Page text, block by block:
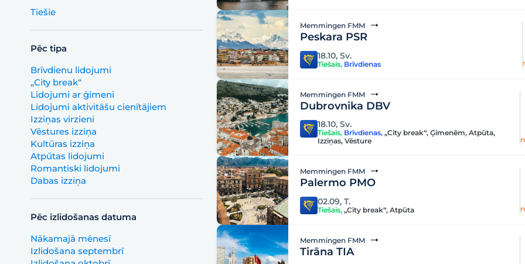
Tiešie
Pēc tipa
Brīvdienu lidojumi
„City break“
Lidojumi ar ģimeni
Lidojumi aktivitāšu cienītājiem
Izziņas virzieni
Vēstures izziņa
Kultūras izziņa
Atpūtas lidojumi
Romantiski lidojumi
Dabas izziņa
Pēc izlidošanas datuma
Nākamajā mēnesī
Memmingen FMM
Peskara PSR
18.10, Sv.
Tiešais, Brīvdienas
Memmingen FMM
Dubrovnika DBV
18.10, Sv.
Tiešais, Brīvdienas, „City break“, Ģimenēm, Atpūta,
Izziņas, Vēsture
Memmingen FMM
Palermo PMO
02.09, T.
Tiešais, „City break“, Atpūta
Memmingen FMM
Tirāna TIA